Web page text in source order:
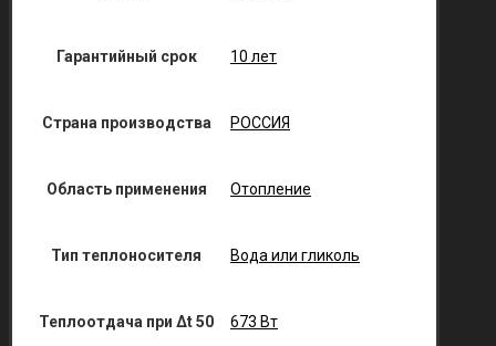
Гарантийный срок 10 лет
Страна производства РОССИЯ
Область применения Отопление
Тип теплоносителя Вода или гликоль
Теплоотдача при Δt 50 673 Вт